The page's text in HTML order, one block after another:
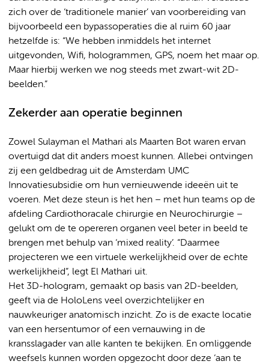
zich over de ‘traditionele manier’ van voorbereiding van
bijvoorbeeld een bypassoperaties die al ruim 60 jaar
hetzelfde is: “We hebben inmiddels het internet
uitgevonden, Wifi, hologrammen, GPS, noem het maar op.
Maar hierbij werken we nog steeds met zwart-wit 2D-
beelden.”
Zekerder aan operatie beginnen
Zowel Sulayman el Mathari als Maarten Bot waren ervan
overtuigd dat dit anders moest kunnen. Allebei ontvingen
zij een geldbedrag uit de Amsterdam UMC
Innovatiesubsidie om hun vernieuwende ideeën uit te
voeren. Met deze steun is het hen – met hun teams op de
afdeling Cardiothoracale chirurgie en Neurochirurgie –
gelukt om de te opereren organen veel beter in beeld te
brengen met behulp van ‘mixed reality’. “Daarmee
projecteren we een virtuele werkelijkheid over de echte
werkelijkheid”, legt El Mathari uit.
Het 3D-hologram, gemaakt op basis van 2D-beelden,
geeft via de HoloLens veel overzichtelijker en
nauwkeuriger anatomisch inzicht. Zo is de exacte locatie
van een hersentumor of een vernauwing in de
kransslagader van alle kanten te bekijken. En omliggende
weefsels kunnen worden opgezocht door deze ‘aan te